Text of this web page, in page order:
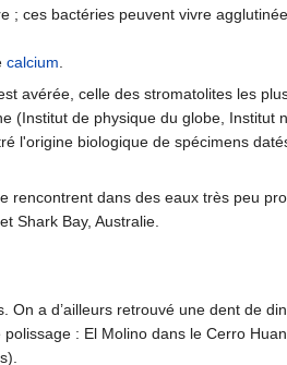
; ces bactéries peuvent vivre
calcium
avérée, celle des stromatolites les
(Institut de physique du globe, Institut
l'origine biologique de spécimens
rencontrent dans des eaux très peu
Shark Bay, Australie.
On a d’ailleurs retrouvé une dent de
: El Molino dans le Cerro